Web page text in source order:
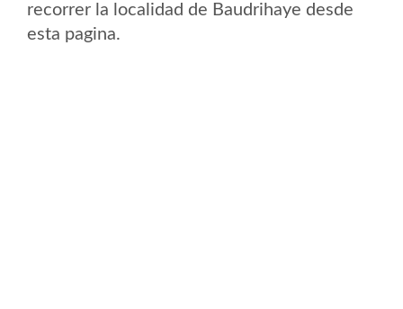
recorrer la localidad de Baudrihaye desde
esta pagina.